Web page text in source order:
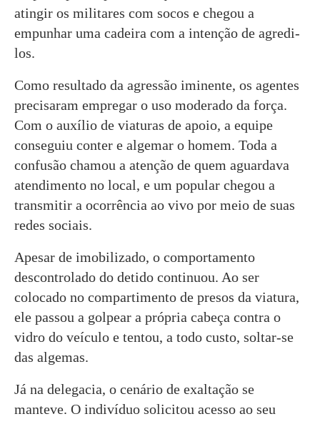
atingir os militares com socos e chegou a
empunhar uma cadeira com a intenção de agredi-
los.
Como resultado da agressão iminente, os agentes
precisaram empregar o uso moderado da força.
Com o auxílio de viaturas de apoio, a equipe
conseguiu conter e algemar o homem. Toda a
confusão chamou a atenção de quem aguardava
atendimento no local, e um popular chegou a
transmitir a ocorrência ao vivo por meio de suas
redes sociais.
Apesar de imobilizado, o comportamento
descontrolado do detido continuou. Ao ser
colocado no compartimento de presos da viatura,
ele passou a golpear a própria cabeça contra o
vidro do veículo e tentou, a todo custo, soltar-se
das algemas.
Já na delegacia, o cenário de exaltação se
manteve. O indivíduo solicitou acesso ao seu